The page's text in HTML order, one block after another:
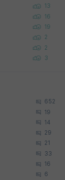
13
16
19
2
2
3
652
19
14
29
21
33
16
6